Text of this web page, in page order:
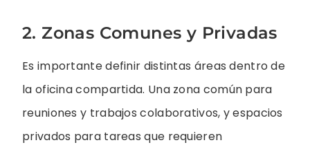
2. Zonas Comunes y Privadas
Es importante definir distintas áreas dentro de
la oficina compartida. Una zona común para
reuniones y trabajos colaborativos, y espacios
privados para tareas que requieren